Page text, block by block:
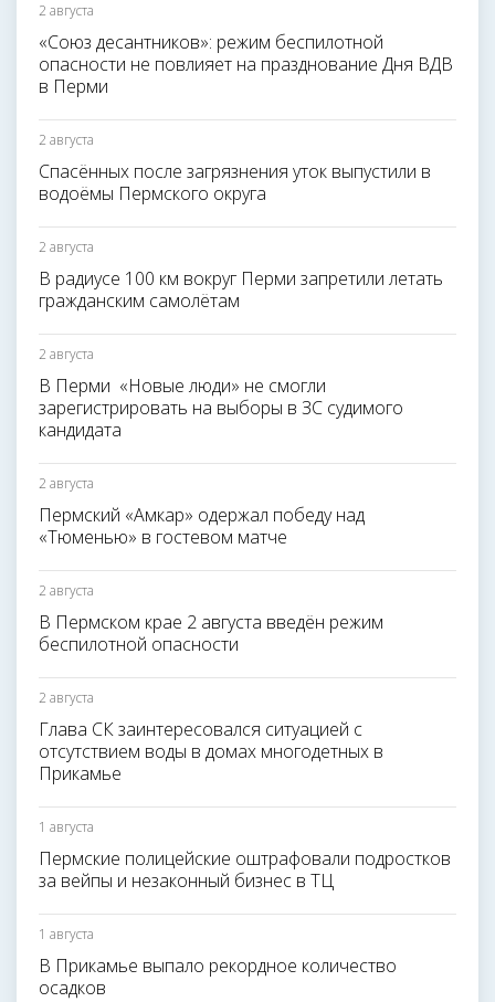
2 августа
«Союз десантников»: режим беспилотной
опасности не повлияет на празднование Дня ВДВ
в Перми
2 августа
Спасённых после загрязнения уток выпустили в
водоёмы Пермского округа
2 августа
В радиусе 100 км вокруг Перми запретили летать
гражданским самолётам
2 августа
В Перми «Новые люди» не смогли
зарегистрировать на выборы в ЗС судимого
кандидата
2 августа
Пермский «Амкар» одержал победу над
«Тюменью» в гостевом матче
2 августа
В Пермском крае 2 августа введён режим
беспилотной опасности
2 августа
Глава СК заинтересовался ситуацией с
отсутствием воды в домах многодетных в
Прикамье
1 августа
Пермские полицейские оштрафовали подростков
за вейпы и незаконный бизнес в ТЦ
1 августа
В Прикамье выпало рекордное количество
осадков